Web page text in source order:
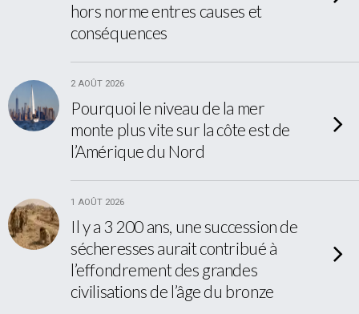
hors norme entres causes et
conséquences
2 AOÛT 2026
Pourquoi le niveau de la mer
monte plus vite sur la côte est de
l’Amérique du Nord
1 AOÛT 2026
Il y a 3 200 ans, une succession de
sécheresses aurait contribué à
l’effondrement des grandes
civilisations de l’âge du bronze